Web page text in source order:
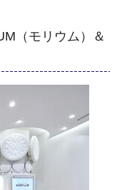
（モリウム）＆